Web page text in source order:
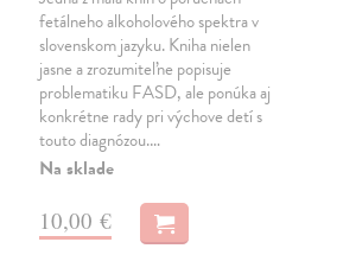
fetálneho alkoholového spektra v
slovenskom jazyku. Kniha nielen
jasne a zrozumiteľne popisuje
problematiku FASD, ale ponúka aj
konkrétne rady pri výchove detí s
touto diagnózou.…
Na sklade
10,00 €